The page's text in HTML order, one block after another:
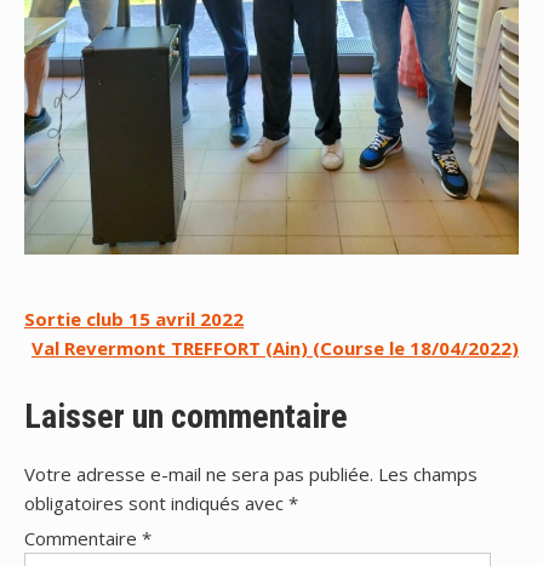
Navigation
de
l’article
Sortie club 15 avril 2022
Val Revermont TREFFORT (Ain) (Course le 18/04/2022)
Laisser un commentaire
Votre adresse e-mail ne sera pas publiée. Les champs
obligatoires sont indiqués avec *
Commentaire *